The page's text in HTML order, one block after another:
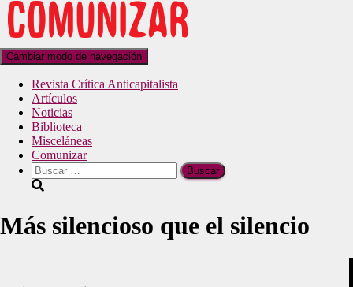
Cambiar modo de navegación
Revista Crítica Anticapitalista
Artículos
Noticias
Biblioteca
Misceláneas
Comunizar
Más silencioso que el silencio